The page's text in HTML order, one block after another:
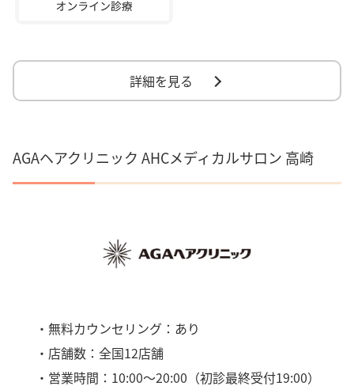
詳細を見る
AGAヘアクリニック AHCメディカルサロン 高崎
・無料カウンセリング：あり
・店舗数：全国12店舗
・営業時間：10:00〜20:00（初診最終受付19:00）